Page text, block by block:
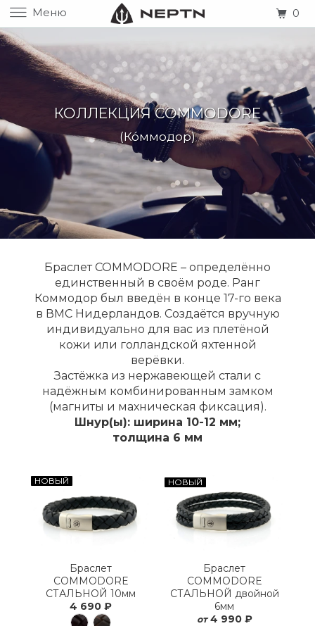
КОЛЛЕКЦИЯ COMMODORE
(Ко́ммодор)
Браслет COMMODORE – определённо
единственный в своём роде. Ранг
Коммодор был введён в конце 17-го века
в ВМС Нидерландов. Создаётся вручную
индивидуально для вас из плетёной
кожи или голландской яхтенной
верёвки.
Застёжка из нержавеющей стали с
надёжным комбинированным замком
(магниты и махническая фиксация).
Шнур(ы): ширина 10-12 мм;
толщина 6 мм
НОВЫЙ
Браслет
COMMODORE
СТАЛЬНОЙ 10мм
4 690 ₽
НОВЫЙ
Браслет
COMMODORE
СТАЛЬНОЙ двойной
6мм
от 4 990 ₽
Меню 0